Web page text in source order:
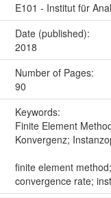
E101 - Institut für
Date (published):
2018
Number of Pages:
90
Keywords:
Finite Element
Konvergenz;
finite element
convergence rate;